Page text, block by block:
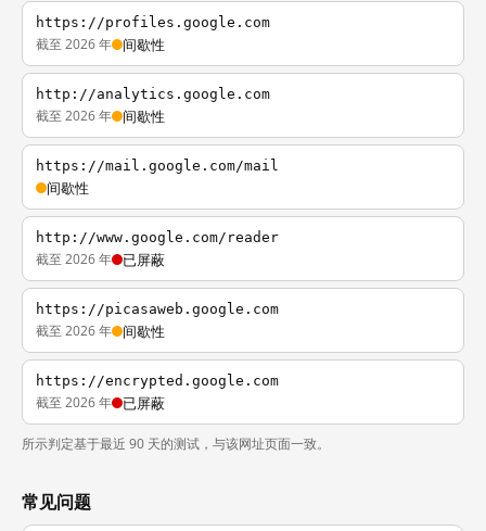
https://profiles.google.com
截至 2026 年 间歇性
http://analytics.google.com
截至 2026 年 间歇性
https://mail.google.com/mail
间歇性
http://www.google.com/reader
截至 2026 年 已屏蔽
https://picasaweb.google.com
截至 2026 年 间歇性
https://encrypted.google.com
截至 2026 年 已屏蔽
所示判定基于最近 90 天的测试，与该网址页面一致。
常见问题